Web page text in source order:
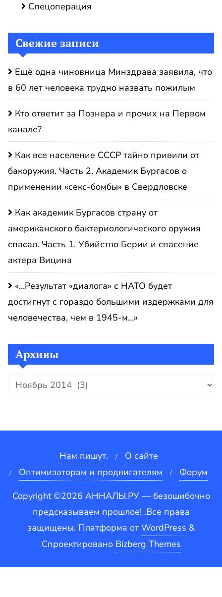
Спецоперация
Свежие записи
Ещё одна чиновница Минздрава заявила, что
в 60 лет человека трудно назвать пожилым
Кто ответит за Познера и прочих на Первом
канале?
Как все население СССР тайно привили от
бакоружия. Часть 2. Академик Бургасов о
применении «секс-бомбы» в Свердловске
Как академик Бургасов страну от
американского бактериологического оружия
спасал. Часть 1. Убийство Берии и спасение
актера Вицина
«…Результат «диалога» с НАТО будет
достигнут с гораздо большими издержками для
человечества, чем в 1945-м…»
Архивы
Архивы
Нам пишут.
О сайте
Оптимизаторам и продвигателям
Форум
Copyright ©2026 АННАЛЫ.РУ — безошибочно
предсказываем прошлое! .Все права
защищены. Платформа от WordPress &
Спроектировано Bizberg Themes